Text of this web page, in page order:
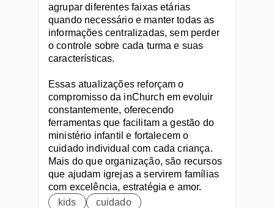
agrupar diferentes faixas etárias
quando necessário e manter todas as
informações centralizadas, sem perder
o controle sobre cada turma e suas
características.
Essas atualizações reforçam o
compromisso da inChurch em evoluir
constantemente, oferecendo
ferramentas que facilitam a gestão do
ministério infantil e fortalecem o
cuidado individual com cada criança.
Mais do que organização, são recursos
que ajudam igrejas a servirem famílias
com excelência, estratégia e amor.
kids
cuidado